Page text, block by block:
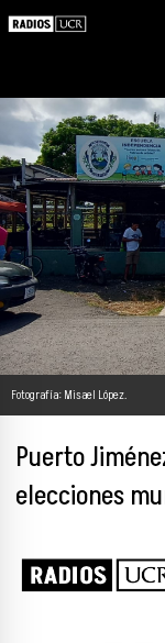
Fotografía: Misael López.
Puerto
elecciones